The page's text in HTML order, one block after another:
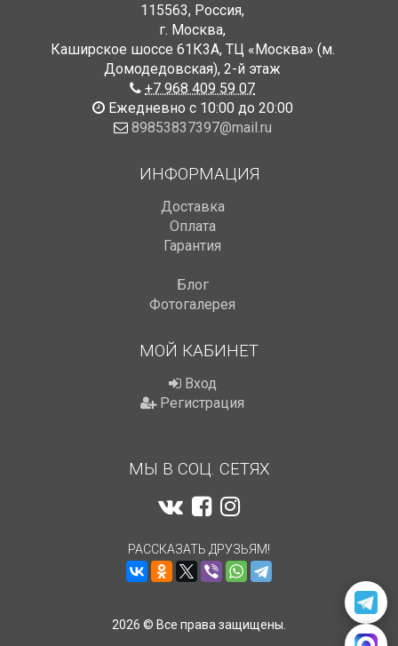
115563, Россия,
г. Москва,
Каширское шоссе 61К3А, ТЦ «Москва» (м.
Домодедовская), 2-й этаж
+7 968 409 59 07
Ежедневно с 10:00 до 20:00
89853837397@mail.ru
ИНФОРМАЦИЯ
Доставка
Оплата
Гарантия
Блог
Фотогалерея
МОЙ КАБИНЕТ
Вход
Регистрация
МЫ В СОЦ. СЕТЯХ
РАССКАЗАТЬ ДРУЗЬЯМ!
2026 © Все права защищены.